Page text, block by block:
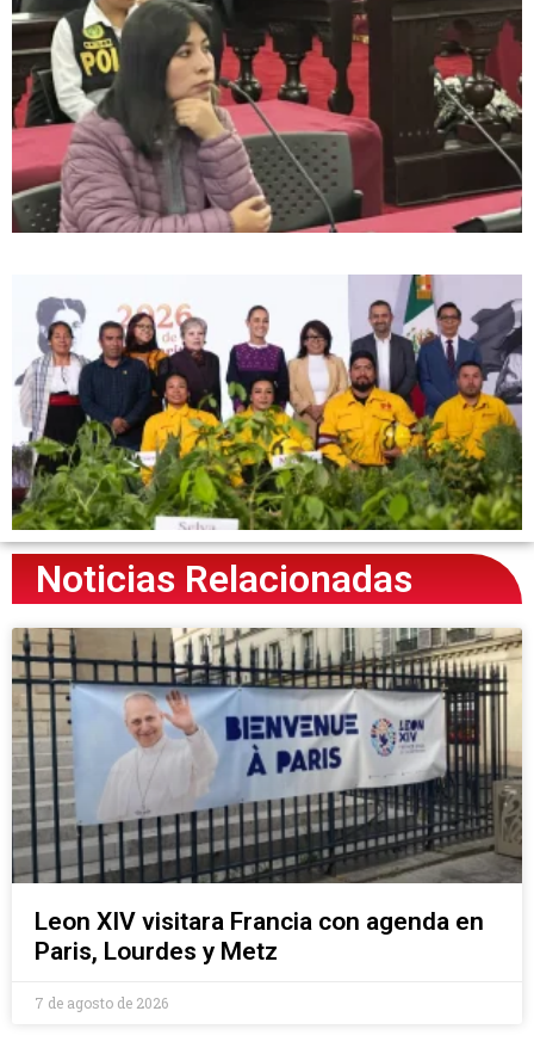
Noticias Relacionadas
Leon XIV visitara Francia con agenda en
Paris, Lourdes y Metz
7 de agosto de 2026